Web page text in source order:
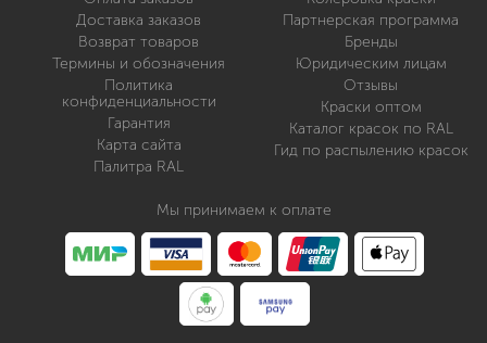
Доставка заказов
Возврат товаров
Термины и обозначения
Политика
конфиденциальности
Гарантия
Карта сайта
Палитра RAL
Партнерская программа
Бренды
Юридическим лицам
Отзывы
Краски оптом
Каталог красок по RAL
Гид по распылению красок
Мы принимаем к оплате